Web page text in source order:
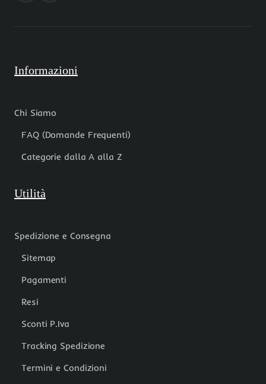
Informazioni
Chi Siamo
FAQ (Domande Frequenti)
Categorie dalla A alla Z
Utilità
Spedizione e Consegna
Sitemap
Pagamenti
Resi
Sconti P.Iva
Tracking Spedizione
Termini e Condizioni